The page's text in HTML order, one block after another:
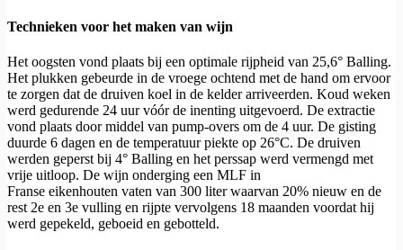
Technieken voor het maken van wijn
Het oogsten vond plaats bij een optimale rijpheid van 25,6° Balling.
Het plukken gebeurde in de vroege ochtend met de hand om ervoor
te zorgen dat de druiven koel in de kelder arriveerden. Koud weken
werd gedurende 24 uur vóór de inenting uitgevoerd. De extractie
vond plaats door middel van pump-overs om de 4 uur. De gisting
duurde 6 dagen en de temperatuur piekte op 26°C. De druiven
werden geperst bij 4° Balling en het perssap werd vermengd met
vrije uitloop. De wijn onderging een MLF in
Franse eikenhouten vaten van 300 liter waarvan 20% nieuw en de
rest 2e en 3e vulling en rijpte vervolgens 18 maanden voordat hij
werd gepekeld, geboeid en gebotteld.